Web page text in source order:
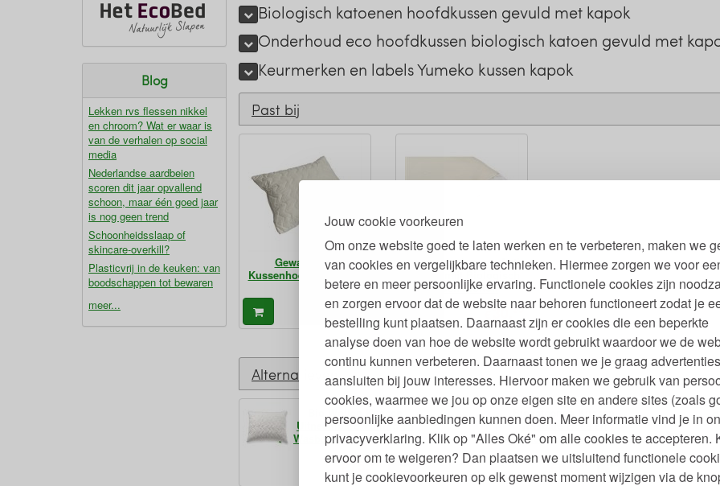
Jouw cookie voorkeuren
Om onze website goed te laten werken en te verbeteren, maken we
van cookies en vergelijkbare technieken. Hiermee zorgen we voor
betere en meer persoonlijke ervaring. Functionele cookies zijn
en zorgen ervoor dat de website naar behoren functioneert zodat je
bestelling kunt plaatsen. Daarnaast zijn er cookies die een beperkte
analyse doen van hoe de website wordt gebruikt waardoor we de
continu kunnen verbeteren. Daarnaast tonen we je graag
aansluiten bij jouw interesses. Hiervoor maken we gebruik van
cookies, waarmee we jou op onze eigen site en andere sites (zoals
persoonlijke aanbiedingen kunnen doen. Meer informatie vind je in
privacyverklaring. Klik op "Alles Oké" om alle cookies te accepteren.
ervoor om te weigeren? Dan plaatsen we uitsluitend functionele
kunt je cookievoorkeuren op elk gewenst moment wijzigen via de
Blog
Lekken rvs flessen nikkel
en chroom? Wat er waar is
van de verhalen op social
media
Nederlandse aardbeien
scoren dit jaar opvallend
schoon, maar één goed jaar
is nog geen trend
Schoonheidsslaap of
skincare-overkill?
Plasticvrij in de keuken: van
boodschappen tot bewaren
meer...
Biologisch katoenen hoofdkussen gevuld met kapok
Onderhoud eco hoofdkussen biologisch katoen gevuld met
Keurmerken en labels Yumeko kussen kapok
Past bij
Gewatteerde
Kussenhoes Biokatoen
36,95
Kussenbeschermer Anti-
Huisstofmijt Biologisch
Katoen molton
30,95
Alternatieven
Bio Wollen Kussen
Uitneembare Vulling en
Wasbare Hoes 560 of 780
gr
€75,00
Biokatoenen Kussen
Wasbare Hoes en
Uitneembare vulling
€64,95